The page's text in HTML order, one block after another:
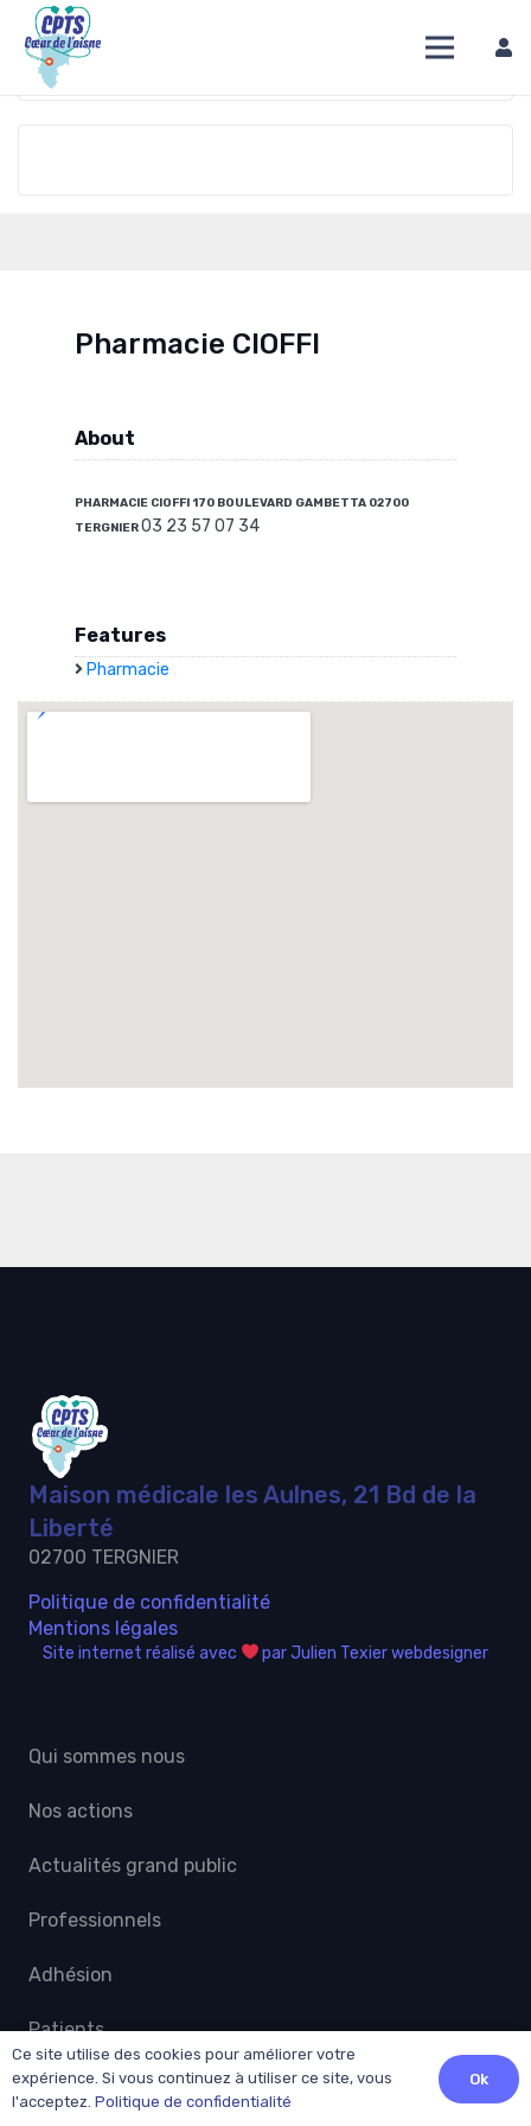
Pharmacie CIOFFI
About
PHARMACIE CIOFFI 170 BOULEVARD GAMBETTA 02700
TERGNIER03 23 57 07 34
Features
Pharmacie
Maison médicale les Aulnes, 21 Bd de la
Liberté
02700 TERGNIER
Politique de confidentialité
Mentions légales
Site internet réalisé avec par Julien Texier webdesigner
Qui sommes nous
Nos actions
Actualités grand public
Professionnels
Adhésion
Patients
Contact
Ce site utilise des cookies pour améliorer votre
expérience. Si vous continuez à utiliser ce site, vous
l'acceptez. Politique de confidentialité
Ok